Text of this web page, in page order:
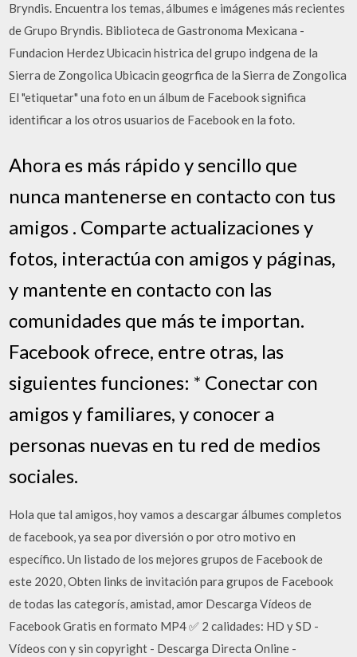
Bryndis. Encuentra los temas, álbumes e imágenes más recientes
de Grupo Bryndis. Biblioteca de Gastronoma Mexicana -
Fundacion Herdez Ubicacin histrica del grupo indgena de la
Sierra de Zongolica Ubicacin geogrfica de la Sierra de Zongolica
El "etiquetar" una foto en un álbum de Facebook significa
identificar a los otros usuarios de Facebook en la foto.
Ahora es más rápido y sencillo que
nunca mantenerse en contacto con tus
amigos . Comparte actualizaciones y
fotos, interactúa con amigos y páginas,
y mantente en contacto con las
comunidades que más te importan.
Facebook ofrece, entre otras, las
siguientes funciones: * Conectar con
amigos y familiares, y conocer a
personas nuevas en tu red de medios
sociales.
Hola que tal amigos, hoy vamos a descargar álbumes completos
de facebook, ya sea por diversión o por otro motivo en
específico. Un listado de los mejores grupos de Facebook de
este 2020, Obten links de invitación para grupos de Facebook
de todas las categorís, amistad, amor Descarga Vídeos de
Facebook Gratis en formato MP4 ✅ 2 calidades: HD y SD -
Vídeos con y sin copyright - Descarga Directa Online -